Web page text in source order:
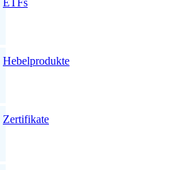
Hebelprodukte
Zertifikate